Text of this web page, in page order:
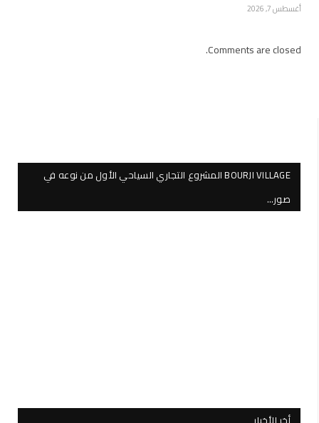
أغسطس 7, 2026
Comments are closed.
BOURJI VILLAGE المشروع التجاري السياحي الأول من نوعه في
صور…